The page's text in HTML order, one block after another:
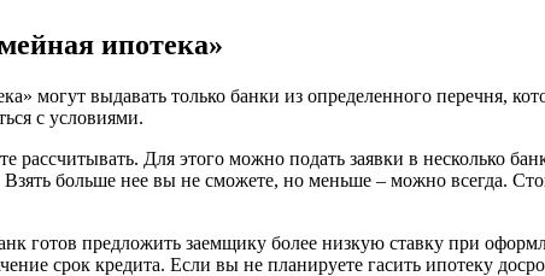
ипотека»
могут выдавать только банки из определенного перечня,
с условиями.
Для этого можно подать заявки в несколько
больше нее вы не сможете, но меньше – можно всегда.
готов предложить заемщику более низкую ставку при
срок кредита. Если вы не планируете гасить ипотеку